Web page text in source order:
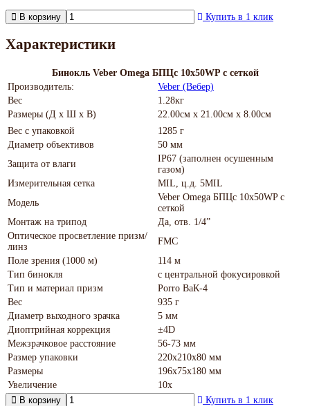
В корзину Купить в 1 клик
Характеристики
Бинокль Veber Omega БПЦс 10x50WP с сеткой
Производитель:
Veber (Вебер)
Вес
1.28кг
Размеры (Д х Ш х В)
22.00см x 21.00см x 8.00см
Вес с упаковкой
1285 г
Диаметр объективов
50 мм
Защита от влаги
IP67 (заполнен осушенным
газом)
Измерительная сетка
MIL, ц.д. 5MIL
Модель
Veber Omega БПЦс 10x50WP с
сеткой
Монтаж на трипод
Да, отв. 1/4”
Оптическое просветление призм/
линз
FMC
Поле зрения (1000 м)
114 м
Тип бинокля
с центральной фокусировкой
Тип и материал призм
Porro ВаК-4
Вес
935 г
Диаметр выходного зрачка
5 мм
Диоптрийная коррекция
±4D
Межзрачковое расстояние
56-73 мм
Размер упаковки
220х210х80 мм
Размеры
196х75х180 мм
Увеличение
10х
В корзину
Купить в 1 клик